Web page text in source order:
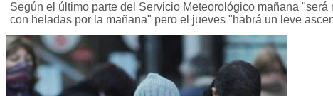
Según el último parte del Servicio Meteorológico mañana "será
con heladas por la mañana" pero el jueves "habrá un leve